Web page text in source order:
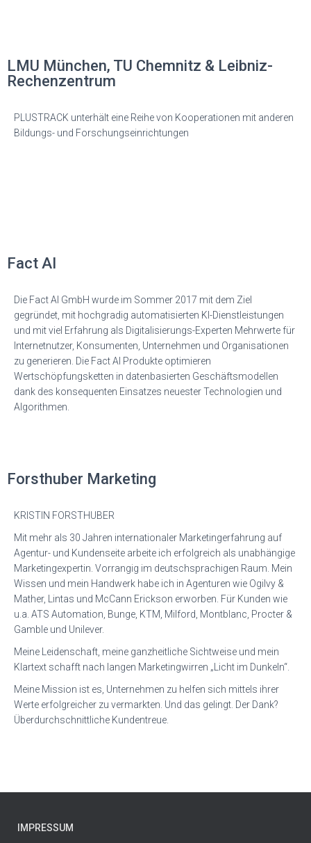
LMU München, TU Chemnitz & Leibniz-
Rechenzentrum
PLUSTRACK unterhält eine Reihe von Kooperationen mit anderen
Bildungs- und Forschungseinrichtungen
Fact AI
Die Fact AI GmbH wurde im Sommer 2017 mit dem Ziel
gegründet, mit hochgradig automatisierten KI-Dienstleistungen
und mit viel Erfahrung als Digitalisierungs-Experten Mehrwerte für
Internetnutzer, Konsumenten, Unternehmen und Organisationen
zu generieren. Die Fact AI Produkte optimieren
Wertschöpfungsketten in datenbasierten Geschäftsmodellen
dank des konsequenten Einsatzes neuester Technologien und
Algorithmen.
Forsthuber Marketing
KRISTIN FORSTHUBER
Mit mehr als 30 Jahren internationaler Marketingerfahrung auf
Agentur- und Kundenseite arbeite ich erfolgreich als unabhängige
Marketingexpertin. Vorrangig im deutschsprachigen Raum. Mein
Wissen und mein Handwerk habe ich in Agenturen wie Ogilvy &
Mather, Lintas und McCann Erickson erworben. Für Kunden wie
u.a. ATS Automation, Bunge, KTM, Milford, Montblanc, Procter &
Gamble und Unilever.
Meine Leidenschaft, meine ganzheitliche Sichtweise und mein
Klartext schafft nach langen Marketingwirren „Licht im Dunkeln“.
Meine Mission ist es, Unternehmen zu helfen sich mittels ihrer
Werte erfolgreicher zu vermarkten. Und das gelingt. Der Dank?
Überdurchschnittliche Kundentreue.
IMPRESSUM